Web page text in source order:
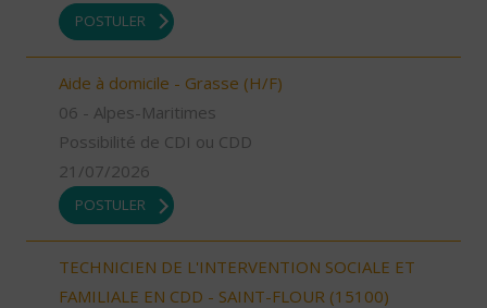
POSTULER
Aide à domicile - Grasse (H/F)
06 - Alpes-Maritimes
Possibilité de CDI ou CDD
21/07/2026
POSTULER
TECHNICIEN DE L'INTERVENTION SOCIALE ET
FAMILIALE EN CDD - SAINT-FLOUR (15100)